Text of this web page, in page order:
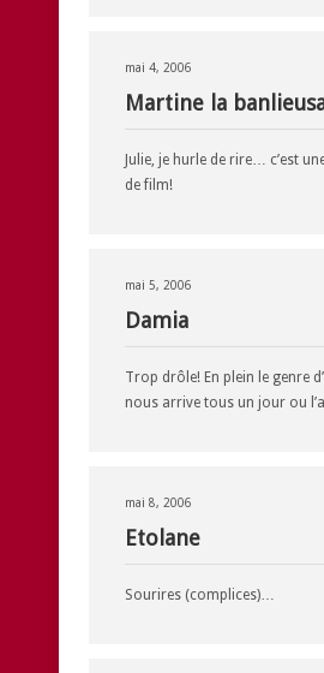
mai 4, 2006
Martine la
Julie, je hurle de rire… c’est
de film!
mai 5, 2006
Damia
Trop drôle! En plein le genre
nous arrive tous un jour ou
mai 8, 2006
Etolane
Sourires (complices)…